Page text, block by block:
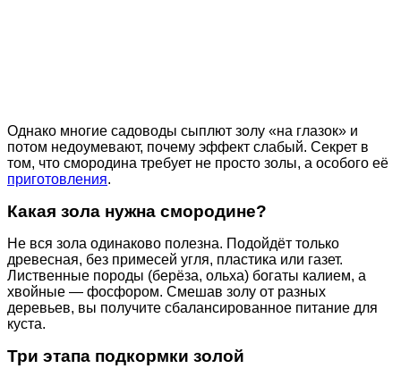
Однако многие садоводы сыплют золу «на глазок» и
потом недоумевают, почему эффект слабый. Секрет в
том, что смородина требует не просто золы, а особого её
приготовления.
Какая зола нужна смородине?
Не вся зола одинаково полезна. Подойдёт только
древесная, без примесей угля, пластика или газет.
Лиственные породы (берёза, ольха) богаты калием, а
хвойные — фосфором. Смешав золу от разных
деревьев, вы получите сбалансированное питание для
куста.
Три этапа подкормки золой